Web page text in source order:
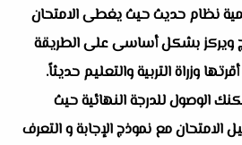
نظام حديث حيث يغطى الامتحان
ويركز بشكل أساسى على الطريقة
وزراة التربية والتعليم حديثاً.
الوصول للدرجة النهائية حيث
مع نموذج الإجابة و التعرف